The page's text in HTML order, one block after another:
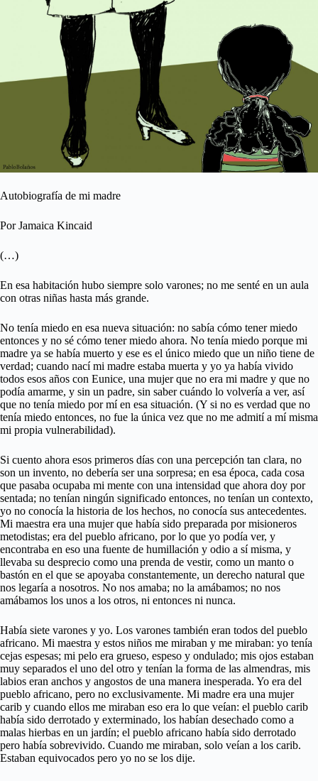
Autobiografía de mi madre
Por Jamaica Kincaid
(…)
En esa habitación hubo siempre solo varones; no me senté en un aula
con otras niñas hasta más grande.
No tenía miedo en esa nueva situación: no sabía cómo tener miedo
entonces y no sé cómo tener miedo ahora. No tenía miedo porque mi
madre ya se había muerto y ese es el único miedo que un niño tiene de
verdad; cuando nací mi madre estaba muerta y yo ya había vivido
todos esos años con Eunice, una mujer que no era mi madre y que no
podía amarme, y sin un padre, sin saber cuándo lo volvería a ver, así
que no tenía miedo por mí en esa situación. (Y si no es verdad que no
tenía miedo entonces, no fue la única vez que no me admití a mí misma
mi propia vulnerabilidad).
Si cuento ahora esos primeros días con una percepción tan clara, no
son un invento, no debería ser una sorpresa; en esa época, cada cosa
que pasaba ocupaba mi mente con una intensidad que ahora doy por
sentada; no tenían ningún significado entonces, no tenían un contexto,
yo no conocía la historia de los hechos, no conocía sus antecedentes.
Mi maestra era una mujer que había sido preparada por misioneros
metodistas; era del pueblo africano, por lo que yo podía ver, y
encontraba en eso una fuente de humillación y odio a sí misma, y
llevaba su desprecio como una prenda de vestir, como un manto o
bastón en el que se apoyaba constantemente, un derecho natural que
nos legaría a nosotros. No nos amaba; no la amábamos; no nos
amábamos los unos a los otros, ni entonces ni nunca.
Había siete varones y yo. Los varones también eran todos del pueblo
africano. Mi maestra y estos niños me miraban y me miraban: yo tenía
cejas espesas; mi pelo era grueso, espeso y ondulado; mis ojos estaban
muy separados el uno del otro y tenían la forma de las almendras, mis
labios eran anchos y angostos de una manera inesperada. Yo era del
pueblo africano, pero no exclusivamente. Mi madre era una mujer
carib y cuando ellos me miraban eso era lo que veían: el pueblo carib
había sido derrotado y exterminado, los habían desechado como a
malas hierbas en un jardín; el pueblo africano había sido derrotado
pero había sobrevivido. Cuando me miraban, solo veían a los carib.
Estaban equivocados pero yo no se los dije.